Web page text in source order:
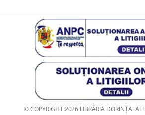
© COPYRIGHT 2026 LIBRĂRIA DORINȚA.